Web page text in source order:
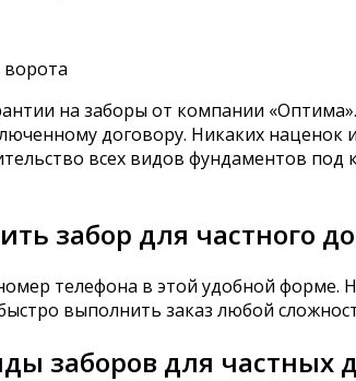
на заборы от компании
договору. Никаких
всех видов фундаментов
забор для частного
телефона в этой удобной
выполнить заказ любой
заборов для частных